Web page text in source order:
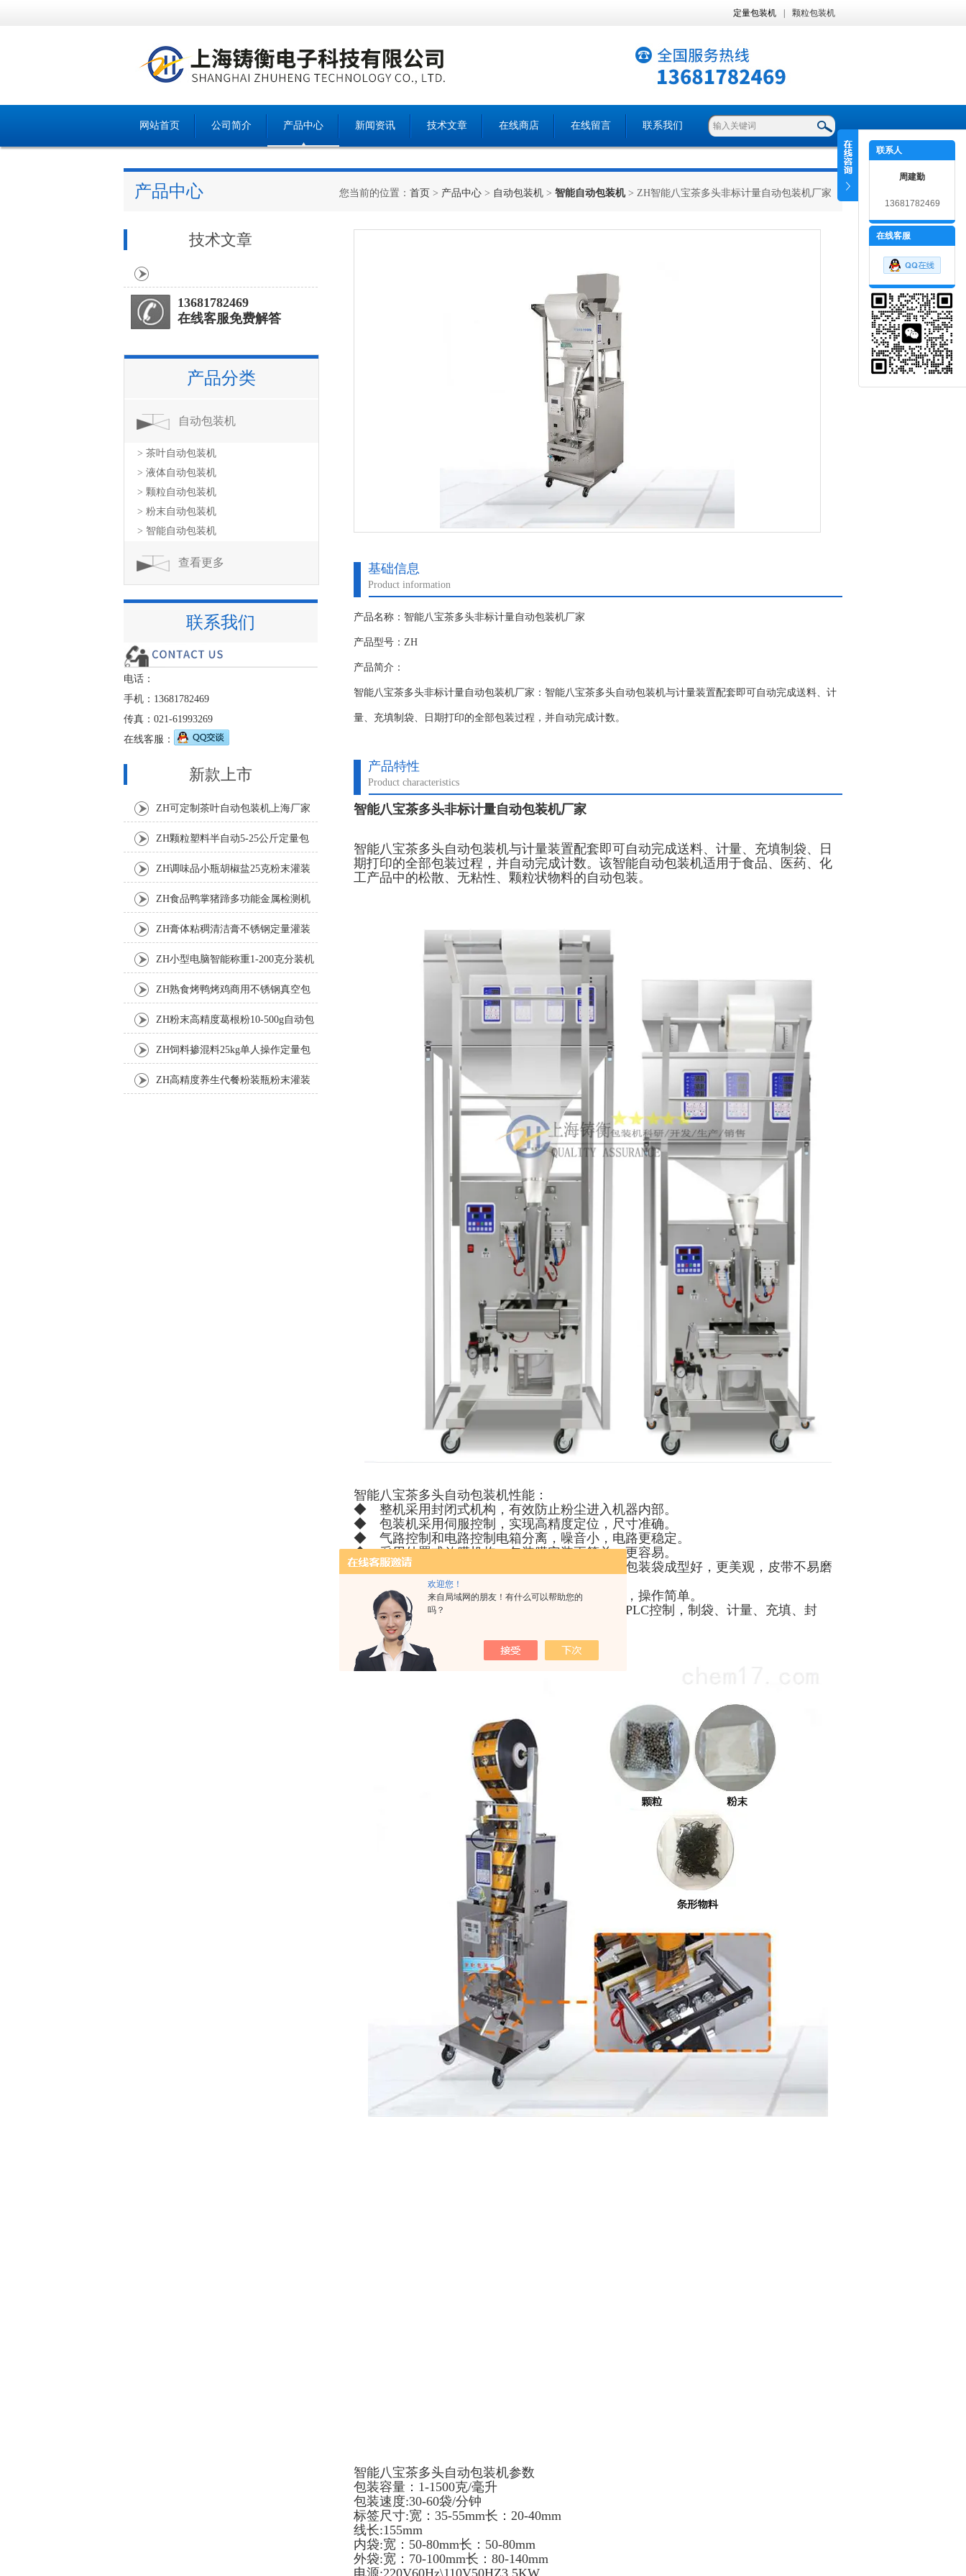
欢迎您！
来自局域网的朋友！有什么可以帮助您的
吗？
定量包装机 颗粒包装机
网站首页 公司简介 产品中心 新闻资讯 技术文章 在线商店 在线留言 联系我们
产品中心 您当前的位置： 首页 > 产品中心 > 自动包装机 > 智能自动包装机> ZH智能八宝茶多头非标计量自动包装机厂家
基础信息
Product information
产品名称：智能八宝茶多头非标计量自动包装机厂家
产品型号：ZH
产品简介：
智能八宝茶多头非标计量自动包装机厂家：智能八宝茶多头自动包装机​与计量装置配套即可自动完成送料、计
量、充填制袋、日期打印的全部包装过程，并自动完成计数。
产品特性
Product characteristics
智能八宝茶多头非标计量自动包装机厂家
智能八宝茶多头自动包装机与计量装置配套即可自动完成送料、计量、充填制袋、日
期打印的全部包装过程，并自动完成计数。该智能自动包装机适用于食品、医药、化
工产品中的松散、无粘性、颗粒状物料的自动包装。
智能八宝茶多头自动包装机性能：
◆ 整机采用封闭式机构，有效防止粉尘进入机器内部。
◆ 包装机采用伺服控制，实现高精度定位，尺寸准确。
◆ 气路控制和电路控制电箱分离，噪音小，电路更稳定。
◆ 采用外置式放膜机构，包装膜安装更简单，更容易。
◆ 包装机采用双皮带伺服拉膜，拉膜阻力小，包装袋成型好，更美观，皮带不易磨
◆ 包装袋的偏差调整只需在触摸屏上调整即可，操作简单。
◆ 彩色触摸屏和稳定可靠的双轴高精度输出的PLC控制，制袋、计量、充填、封
合、打码、切袋一次完成.
智能八宝茶多头自动包装机参数
包装容量：1-1500克/毫升
包装速度:30-60袋/分钟
标签尺寸:宽：35-55mm长：20-40mm
线长:155mm
内袋:宽：50-80mm长：50-80mm
外袋:宽：70-100mm长：80-140mm
电源:220V60Hz\110V50HZ3.5KW
技术文章
13681782469
在线客服免费解答
产品分类
自动包装机
> 茶叶自动包装机
> 液体自动包装机
> 颗粒自动包装机
> 粉末自动包装机
> 智能自动包装机
查看更多
联系我们
电话：
手机：13681782469
传真：021-61993269
在线客服：
新款上市
ZH可定制茶叶自动包装机上海厂家
ZH颗粒塑料半自动5-25公斤定量包
装机 ZH调味品小瓶胡椒盐25克粉末灌装
ZH食品鸭掌猪蹄多功能金属检测机
ZH膏体粘稠清洁膏不锈钢定量灌装
机厂家 ZH小型电脑智能称重1-200克分装机
ZH熟食烤鸭烤鸡商用不锈钢真空包
装机 ZH粉末高精度葛根粉10-500g自动包
装机 ZH饲料掺混料25kg单人操作定量包
装机 ZH高精度养生代餐粉装瓶粉末灌装
联系人
周建勤
13681782469
在线客服